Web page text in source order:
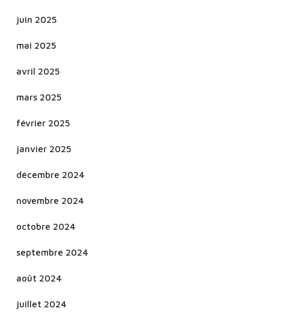
juin 2025
mai 2025
avril 2025
mars 2025
février 2025
janvier 2025
décembre 2024
novembre 2024
octobre 2024
septembre 2024
août 2024
juillet 2024